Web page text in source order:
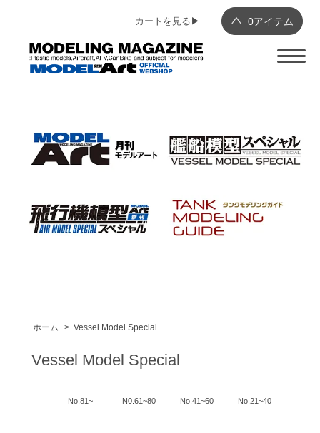
0アイテム
カートを見る▶︎
ホーム > Vessel Model Special
Vessel Model Special
No.81~ N0.61~80 No.41~60 No.21~40